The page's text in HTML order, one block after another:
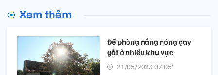
Xem thêm
Đề phòng nắng nóng gay
gắt ở nhiều khu vực
21/05/2023 07:05’